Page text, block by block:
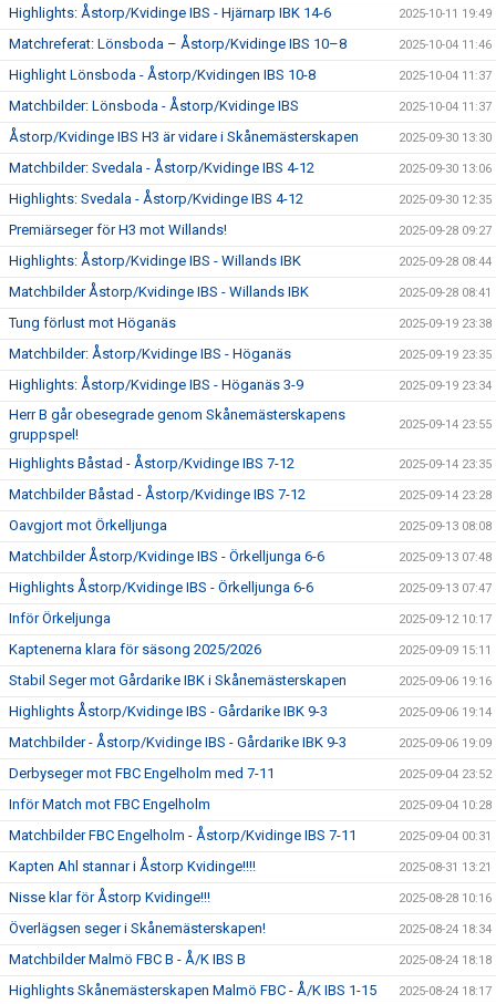
Highlights: Åstorp/Kvidinge IBS - Hjärnarp IBK 14-6 2025-10-11 19:49
Matchreferat: Lönsboda – Åstorp/Kvidinge IBS 10–8 2025-10-04 11:46
Highlight Lönsboda - Åstorp/Kvidingen IBS 10-8 2025-10-04 11:37
Matchbilder: Lönsboda - Åstorp/Kvidinge IBS 2025-10-04 11:37
Åstorp/Kvidinge IBS H3 är vidare i Skånemästerskapen 2025-09-30 13:30
Matchbilder: Svedala - Åstorp/Kvidinge IBS 4-12 2025-09-30 13:06
Highlights: Svedala - Åstorp/Kvidinge IBS 4-12 2025-09-30 12:35
Premiärseger för H3 mot Willands! 2025-09-28 09:27
Highlights: Åstorp/Kvidinge IBS - Willands IBK 2025-09-28 08:44
Matchbilder Åstorp/Kvidinge IBS - Willands IBK 2025-09-28 08:41
Tung förlust mot Höganäs 2025-09-19 23:38
Matchbilder: Åstorp/Kvidinge IBS - Höganäs 2025-09-19 23:35
Highlights: Åstorp/Kvidinge IBS - Höganäs 3-9 2025-09-19 23:34
Herr B går obesegrade genom Skånemästerskapens
gruppspel!
2025-09-14 23:55
Highlights Båstad - Åstorp/Kvidinge IBS 7-12 2025-09-14 23:35
Matchbilder Båstad - Åstorp/Kvidinge IBS 7-12 2025-09-14 23:28
Oavgjort mot Örkelljunga 2025-09-13 08:08
Matchbilder Åstorp/Kvidinge IBS - Örkelljunga 6-6 2025-09-13 07:48
Highlights Åstorp/Kvidinge IBS - Örkelljunga 6-6 2025-09-13 07:47
Inför Örkeljunga 2025-09-12 10:17
Kaptenerna klara för säsong 2025/2026 2025-09-09 15:11
Stabil Seger mot Gårdarike IBK i Skånemästerskapen 2025-09-06 19:16
Highlights Åstorp/Kvidinge IBS - Gårdarike IBK 9-3 2025-09-06 19:14
Matchbilder - Åstorp/Kvidinge IBS - Gårdarike IBK 9-3 2025-09-06 19:09
Derbyseger mot FBC Engelholm med 7-11 2025-09-04 23:52
Inför Match mot FBC Engelholm 2025-09-04 10:28
Matchbilder FBC Engelholm - Åstorp/Kvidinge IBS 7-11 2025-09-04 00:31
Kapten Ahl stannar i Åstorp Kvidinge!!!! 2025-08-31 13:21
Nisse klar för Åstorp Kvidinge!!! 2025-08-28 10:16
Överlägsen seger i Skånemästerskapen! 2025-08-24 18:34
Matchbilder Malmö FBC B - Å/K IBS B 2025-08-24 18:18
Highlights Skånemästerskapen Malmö FBC - Å/K IBS 1-15 2025-08-24 18:17